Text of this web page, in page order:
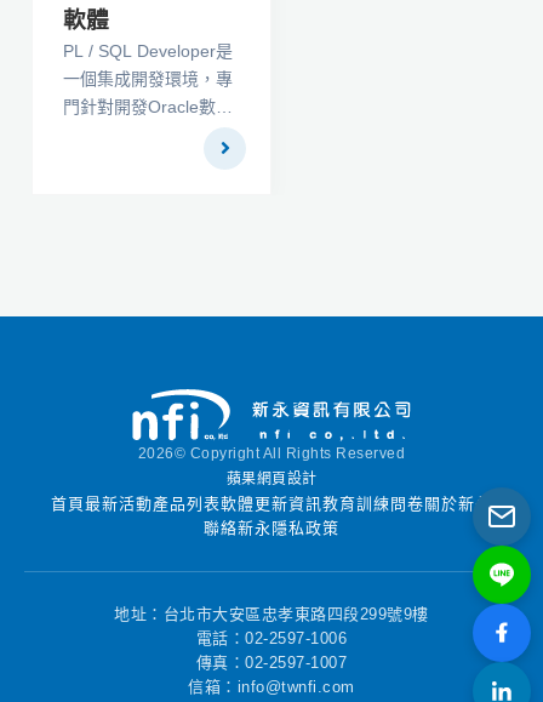
作變得更加輕鬆。開發
人員可以在容器中分發
軟件，以提供一致的運
行時環境並減少支持開
銷。來自諸如NGC之類
的存儲庫的容器映像可
雜性，並支持不再與主
很多。最重要的兩個是
Docker和Singularity。
在Docker Containers
Docker幫助普及了
Linux容器，並被廣泛
使用。 “奇異性容器”一
性，它解決了在HPC環
境中使用容器的一些挑
戰，並且在大多數HPC
軟體
PL / SQL Developer是
一個集成開發環境，專
門針對開發Oracle數據
庫的存儲程序單元。 隨
著時間的推移，我們已
性，代碼質量和生產
力，在Oracle應用程序
開發過程中的關鍵優
2026© Copyright All Rights Reserved
蘋果網頁設計
首頁最新活動產品列表軟體更新資訊教育訓練 問卷 關於新永
聯絡新永 隱私政策
地址：台北市大安區忠孝東路四段299號9樓
電話：02-2597-1006
傳真：02-2597-1007
信箱：info@twnfi.com